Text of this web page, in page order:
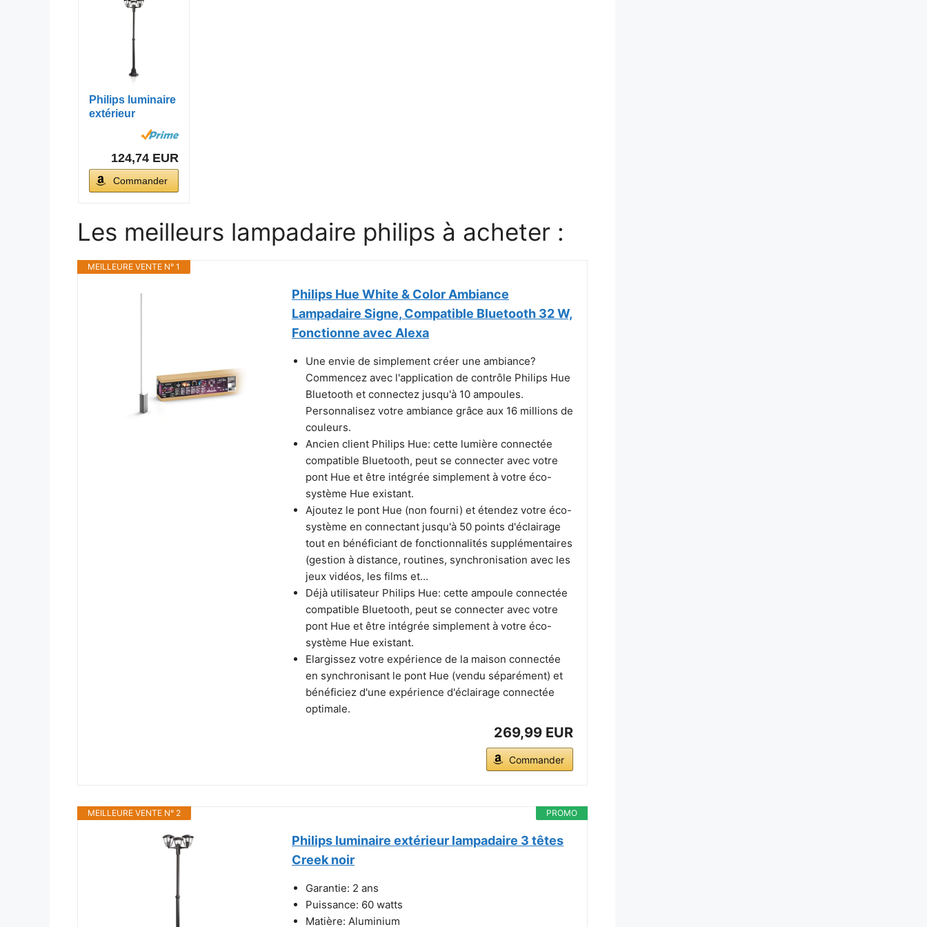
Philips luminaire
extérieur
lampadaire 3
124,74 EUR
Commander
Les meilleurs lampadaire philips à acheter :
MEILLEURE VENTE N° 1
Philips Hue White & Color Ambiance
Lampadaire Signe, Compatible Bluetooth 32 W,
Fonctionne avec Alexa
Une envie de simplement créer une ambiance?
Commencez avec l'application de contrôle Philips Hue
Bluetooth et connectez jusqu'à 10 ampoules.
Personnalisez votre ambiance grâce aux 16 millions de
couleurs.
Ancien client Philips Hue: cette lumière connectée
compatible Bluetooth, peut se connecter avec votre
pont Hue et être intégrée simplement à votre éco-
système Hue existant.
Ajoutez le pont Hue (non fourni) et étendez votre éco-
système en connectant jusqu'à 50 points d'éclairage
tout en bénéficiant de fonctionnalités supplémentaires
(gestion à distance, routines, synchronisation avec les
jeux vidéos, les films et...
Déjà utilisateur Philips Hue: cette ampoule connectée
compatible Bluetooth, peut se connecter avec votre
pont Hue et être intégrée simplement à votre éco-
système Hue existant.
Elargissez votre expérience de la maison connectée
en synchronisant le pont Hue (vendu séparément) et
bénéficiez d'une expérience d'éclairage connectée
optimale.
269,99 EUR
Commander
PROMO
MEILLEURE VENTE N° 2
Philips luminaire extérieur lampadaire 3 têtes
Creek noir
Garantie: 2 ans
Puissance: 60 watts
Matière: Aluminium